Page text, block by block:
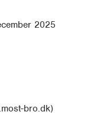
2025
bro.dk)